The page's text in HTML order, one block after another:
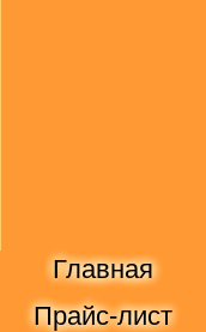
Главная
Прайс-лист